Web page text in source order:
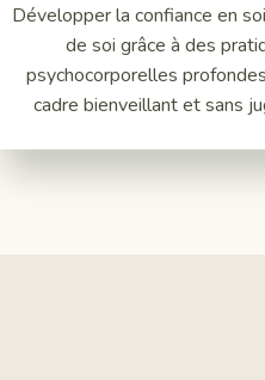
Développer la confiance en
de soi grâce à des
psychocorporelles
cadre bienveillant et sans